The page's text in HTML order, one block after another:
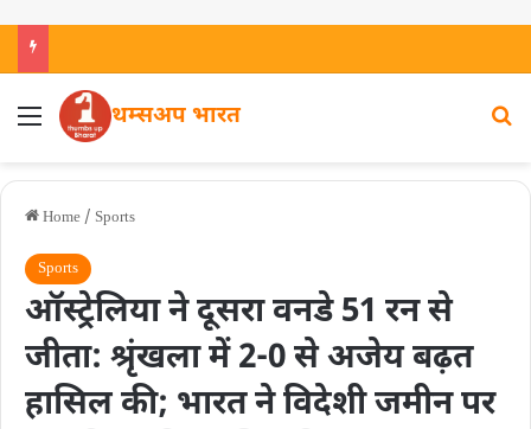
थम्सअप भारत
Home / Sports
Sports
ऑस्ट्रेलिया ने दूसरा वनडे 51 रन से
जीता: श्रृंखला में 2-0 से अजेय बढ़त
हासिल की; भारत ने विदेशी जमीन पर